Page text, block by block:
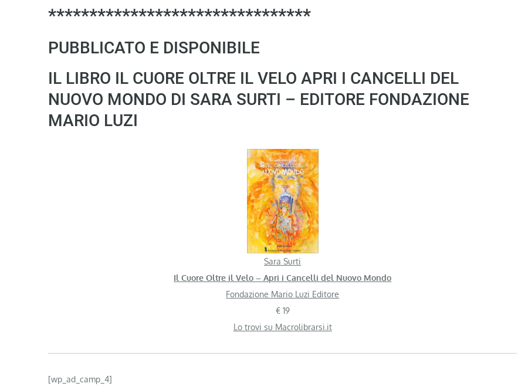
********************************
PUBBLICATO E DISPONIBILE
IL LIBRO IL CUORE OLTRE IL VELO APRI I CANCELLI DEL
NUOVO MONDO DI SARA SURTI – EDITORE FONDAZIONE
MARIO LUZI
Sara Surti
Il Cuore Oltre il Velo – Apri i Cancelli del Nuovo Mondo
Fondazione Mario Luzi Editore
€ 19
Lo trovi su Macrolibrarsi.it
[wp_ad_camp_4]